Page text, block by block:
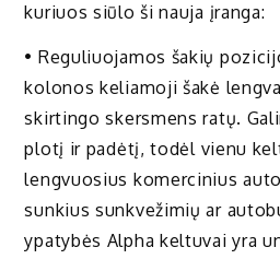
kuriuos siūlo ši nauja įranga:
• Reguliuojamos šakių
kolonos keliamoji šakė
skirtingo skersmens ratų.
plotį ir padėtį, todėl vienu
lengvuosius komercinius
sunkius sunkvežimių ar
ypatybės Alpha keltuvai yra